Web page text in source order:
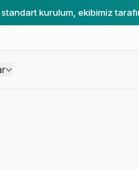
kurulum, ekibimiz